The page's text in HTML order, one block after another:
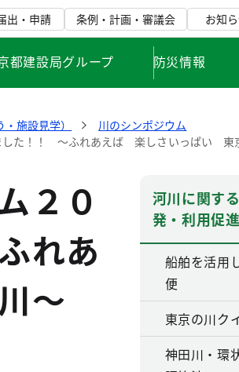
出・申請 条例・計画・審議会 お知
都建設局グループ 防災情報
施設見学）
川のシンポジウム
した！！ ～ふれあえば 楽しさいっぱい 東
２０
れあ
～
河川に関す
発・利用促進
船舶を活用
便
東京の川ク
神田川・環